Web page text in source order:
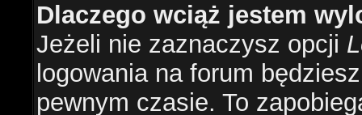
Dlaczego wciąż jestem
Jeżeli nie zaznaczysz opcji
logowania na forum
pewnym czasie. To